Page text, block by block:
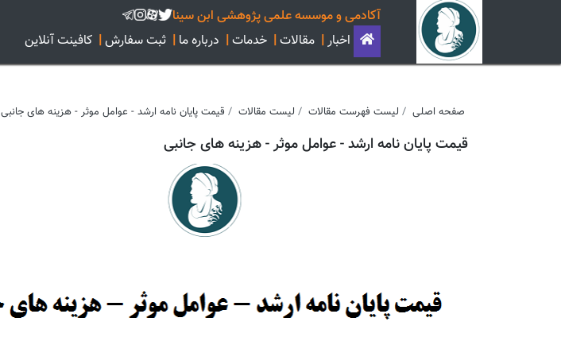
آکادمی و موسسه علمی پژوهشی ابن سینا
|اخبار |مقالات |خدمات | درباره ما |ثبت سفارش کافینت آنلاین
صفحه اصلی لیست فهرست مقالات لیست مقالات قیمت پایان نامه ارشد - عوامل موثر - هزینه های جانبی
قیمت پایان نامه ارشد - عوامل موثر - هزینه های جانبی